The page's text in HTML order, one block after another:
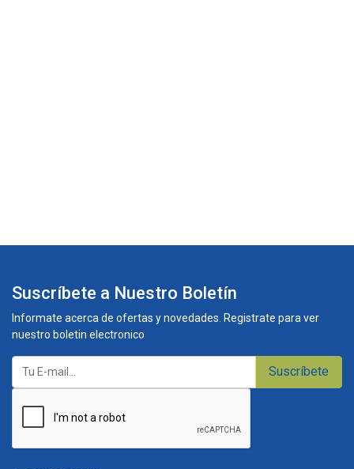
Suscríbete a Nuestro Boletín
Informate acerca de ofertas y novedades. Registrate para ver
nuestro boletin electronico
Suscríbete